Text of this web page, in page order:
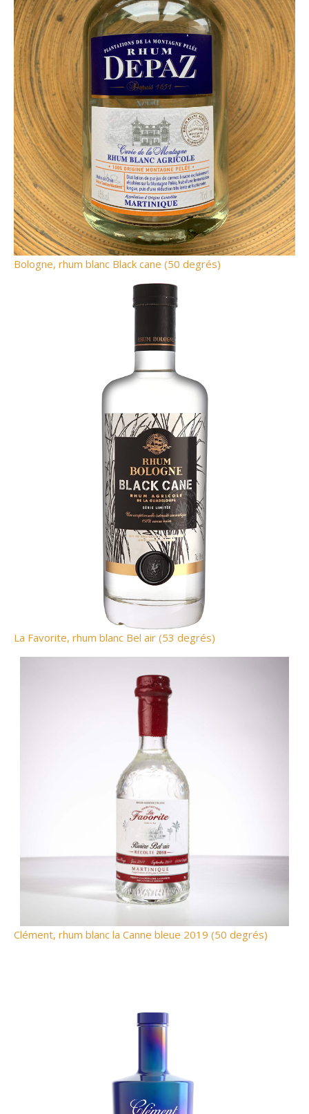
Bologne, rhum blanc Black cane (50 degrés)
La Favorite, rhum blanc Bel air (53 degrés)
Clément, rhum blanc la Canne bleue 2019 (50 degrés)